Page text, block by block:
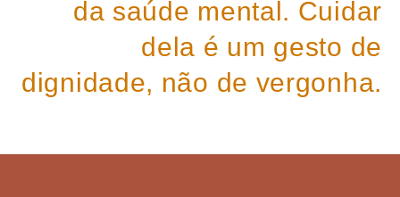
da saúde mental. Cuidar
dela é um gesto de
dignidade, não de vergonha.